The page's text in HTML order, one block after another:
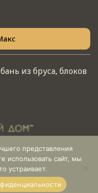
из бруса, блоков
представления
использовать сайт, мы
устраивает.